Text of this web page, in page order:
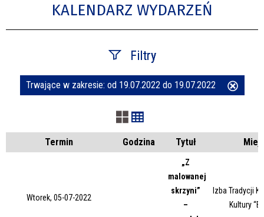
KALENDARZ WYDARZEŃ
Filtry
Szukana fraza
Kategoria
Trwające w zakresie: od 19.07.2022 do 19.07.2022
Termin Godzina Tytuł
Wtorek, 05-07-2022
„Z
malowanej
skrzyni”
–
Izba Tradycji
Kultury